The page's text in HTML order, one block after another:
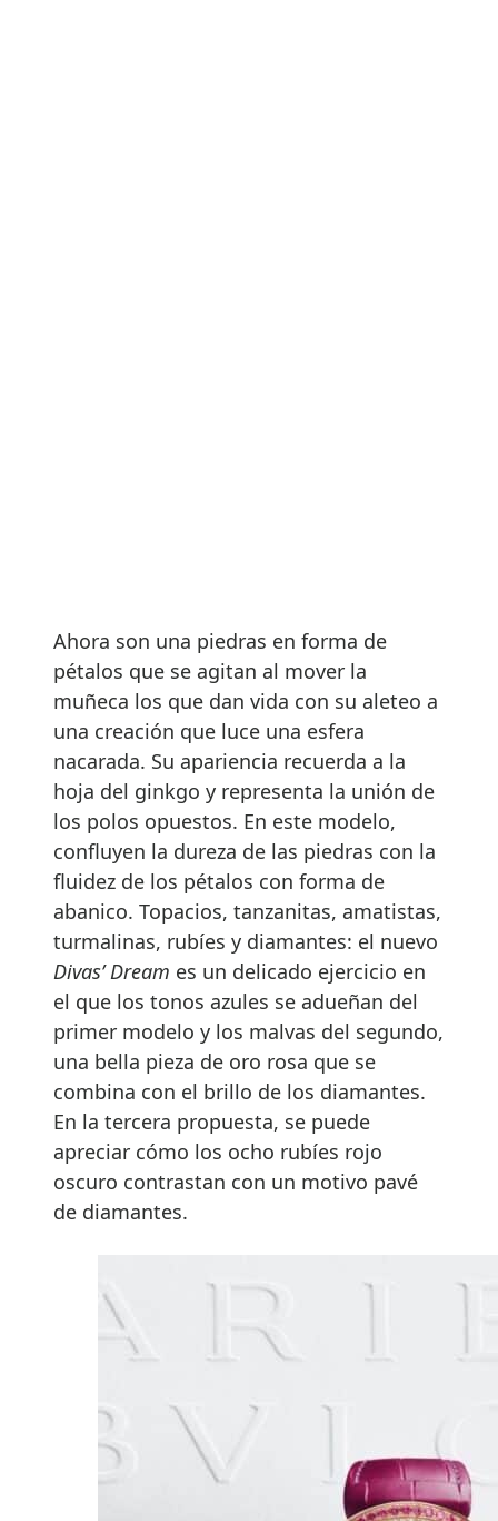
Ahora son una piedras en forma de
pétalos que se agitan al mover la
muñeca los que dan vida con su aleteo a
una creación que luce una esfera
nacarada. Su apariencia recuerda a la
hoja del ginkgo y representa la unión de
los polos opuestos. En este modelo,
confluyen la dureza de las piedras con la
fluidez de los pétalos con forma de
abanico. Topacios, tanzanitas, amatistas,
turmalinas, rubíes y diamantes: el nuevo
Divas’ Dream es un delicado ejercicio en
el que los tonos azules se adueñan del
primer modelo y los malvas del segundo,
una bella pieza de oro rosa que se
combina con el brillo de los diamantes.
En la tercera propuesta, se puede
apreciar cómo los ocho rubíes rojo
oscuro contrastan con un motivo pavé
de diamantes.